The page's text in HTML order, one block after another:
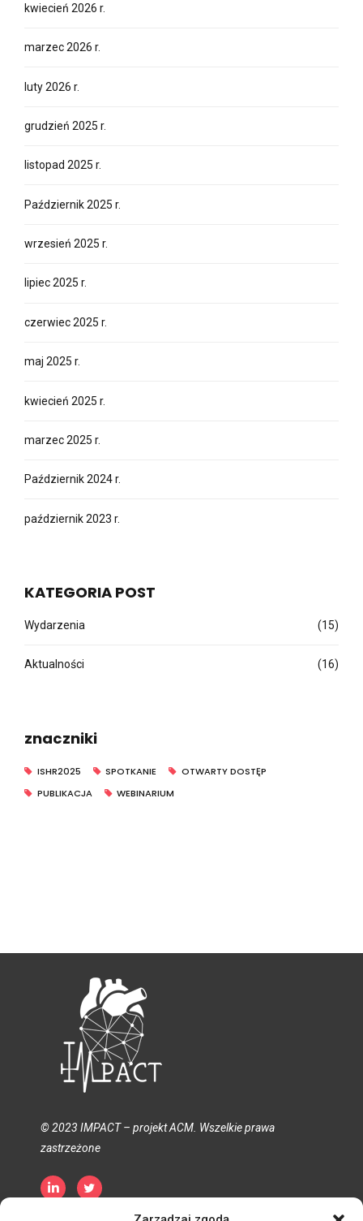
kwiecień 2026 r.
marzec 2026 r.
luty 2026 r.
grudzień 2025 r.
listopad 2025 r.
Październik 2025 r.
wrzesień 2025 r.
lipiec 2025 r.
czerwiec 2025 r.
maj 2025 r.
kwiecień 2025 r.
marzec 2025 r.
Październik 2024 r.
październik 2023 r.
KATEGORIA POST
Wydarzenia (15)
Aktualności (16)
znaczniki
ISHR2025 SPOTKANIE
OTWARTY DOSTĘP
PUBLIKACJA
WEBINARIUM
© 2023 IMPACT – projekt ACM. Wszelkie prawa
zastrzeżone